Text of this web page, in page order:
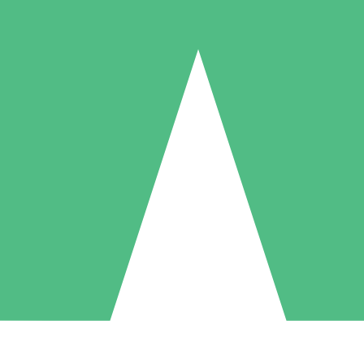
Individuella Kreditpaket
per användning med nedladdningskrediter. Inget månatligt åtagande
5 Nedladdningar
US$